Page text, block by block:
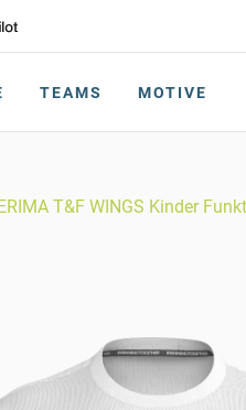
TEAMS MOTIVE
T&F WINGS Kinder